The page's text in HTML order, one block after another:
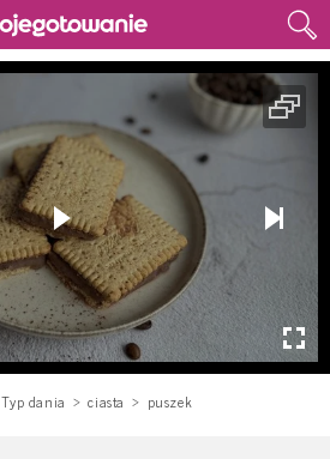
Typ dania ciasta puszek